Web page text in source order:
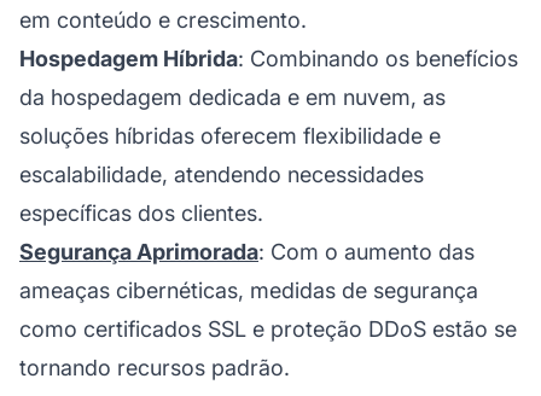
em conteúdo e crescimento.
Hospedagem Híbrida: Combinando os benefícios
da hospedagem dedicada e em nuvem, as
soluções híbridas oferecem flexibilidade e
escalabilidade, atendendo necessidades
específicas dos clientes.
Segurança Aprimorada: Com o aumento das
ameaças cibernéticas, medidas de segurança
como certificados SSL e proteção DDoS estão se
tornando recursos padrão.